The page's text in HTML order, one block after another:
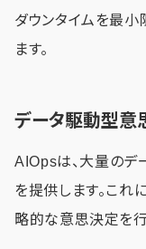
ダウンタイムを最小
ます。
データ駆動型意
AIOpsは、大量のデ
を提供します。これ
略的な意思決定を行